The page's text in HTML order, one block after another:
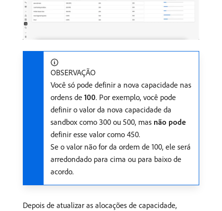
OBSERVAÇÃO
Você só pode definir a nova capacidade nas
ordens de 100. Por exemplo, você pode
definir o valor da nova capacidade da
sandbox como 300 ou 500, mas não pode
definir esse valor como 450.
Se o valor não for da ordem de 100, ele será
arredondado para cima ou para baixo de
acordo.
Depois de atualizar as alocações de capacidade,